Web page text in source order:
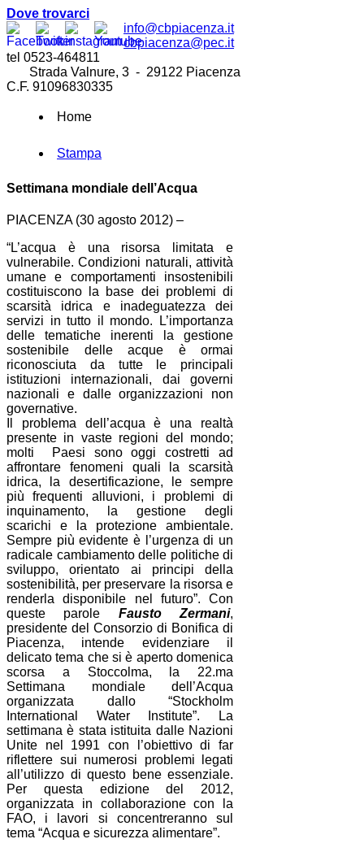
Dove trovarci
info@cbpiacenza.it
cbpiacenza@pec.it
tel 0523-464811
Strada Valnure, 3 - 29122 Piacenza
C.F. 91096830335
Home
Stampa
Settimana mondiale dell’Acqua
PIACENZA (30 agosto 2012) –
“L’acqua è una risorsa limitata e
vulnerabile. Condizioni naturali, attività
umane e comportamenti insostenibili
costituiscono la base dei problemi di
scarsità idrica e inadeguatezza dei
servizi in tutto il mondo. L’importanza
delle tematiche inerenti la gestione
sostenibile delle acque è ormai
riconosciuta da tutte le principali
istituzioni internazionali, dai governi
nazionali e dalle organizzazioni non
governative.
Il problema dell’acqua è una realtà
presente in vaste regioni del mondo;
molti Paesi sono oggi costretti ad
affrontare fenomeni quali la scarsità
idrica, la desertificazione, le sempre
più frequenti alluvioni, i problemi di
inquinamento, la gestione degli
scarichi e la protezione ambientale.
Sempre più evidente è l’urgenza di un
radicale cambiamento delle politiche di
sviluppo, orientato ai principi della
sostenibilità, per preservare la risorsa e
renderla disponibile nel futuro”. Con
queste parole Fausto Zermani,
presidente del Consorzio di Bonifica di
Piacenza, intende evidenziare il
delicato tema che si è aperto domenica
scorsa a Stoccolma, la 22.ma
Settimana mondiale dell’Acqua
organizzata dallo “Stockholm
International Water Institute”. La
settimana è stata istituita dalle Nazioni
Unite nel 1991 con l’obiettivo di far
riflettere sui numerosi problemi legati
all’utilizzo di questo bene essenziale.
Per questa edizione del 2012,
organizzata in collaborazione con la
FAO, i lavori si concentreranno sul
tema “Acqua e sicurezza alimentare”.